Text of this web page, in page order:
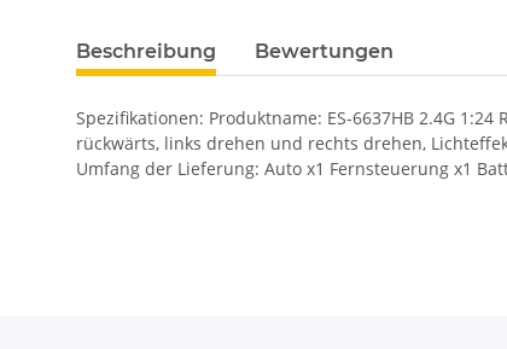
Beschreibung Bewertungen
Spezifikationen: Produktname: ES-6637HB 2.4G
rückwärts, links drehen und rechts drehen,
Umfang der Lieferung: Auto x1 Fernsteuerung x1